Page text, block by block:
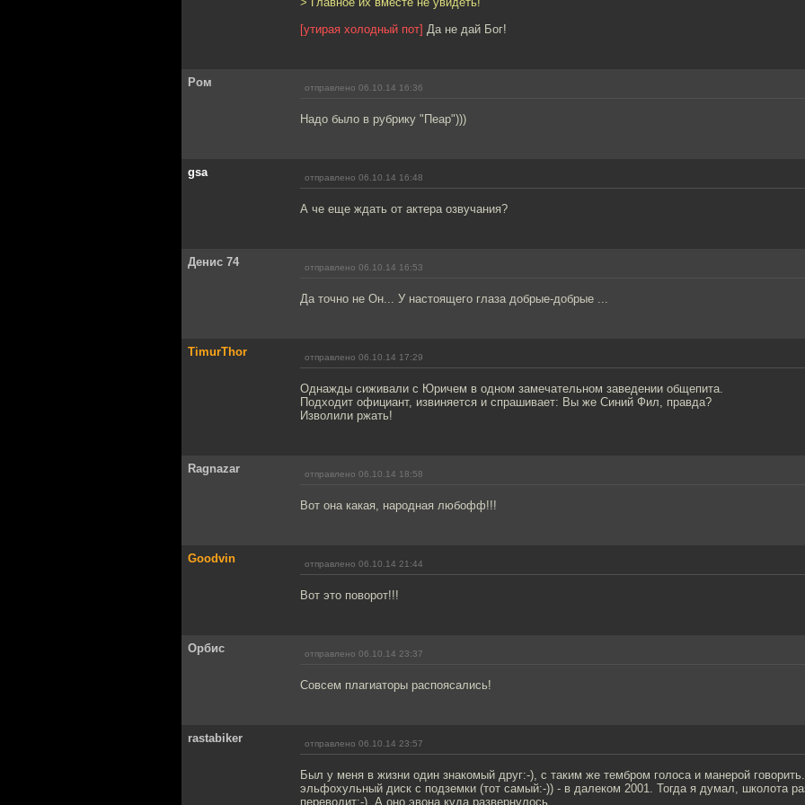
[утирая холодный пот] Да не дай Бог!
Ром отправлено 06.10.14 16:36
Надо было в рубрику "Пеар")))
gsa отправлено 06.10.14 16:48
А че еще ждать от актера озвучания?
Денис 74 отправлено 06.10.14 16:53
Да точно не Он... У настоящего глаза добрые-добрые ...
TimurThor отправлено 06.10.14 17:29
Однажды сиживали с Юричем в одном замечательном заведении общепита.
Подходит официант, извиняется и спрашивает: Вы же Синий Фил, правда?
Изволили ржать!
Ragnazar отправлено 06.10.14 18:58
Вот она какая, народная любофф!!!
Goodvin отправлено 06.10.14 21:44
Вот это поворот!!!
Орбис отправлено 06.10.14 23:37
Совсем плагиаторы распоясались!
rastabiker отправлено 06.10.14 23:57
Был у меня в жизни один знакомый друг:-), с таким же тембром голоса и манерой
эльфохульный диск с подземки (тот самый:-)) - в далеком 2001. Тогда я думал, школота
переводит:-). А оно эвона куда развернулось.